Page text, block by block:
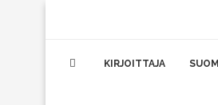
KIRJOITTAJA